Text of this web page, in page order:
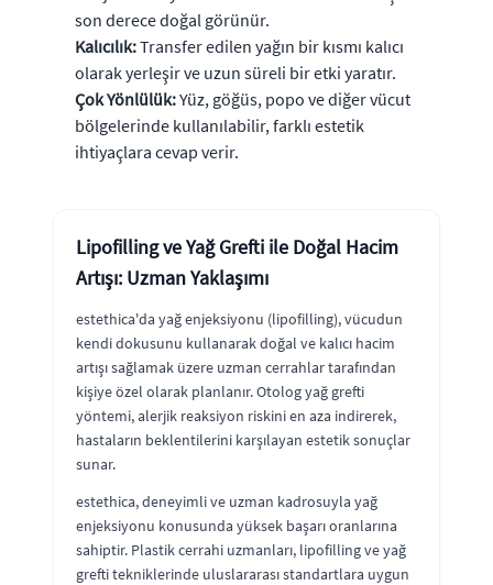
son derece doğal görünür.
Kalıcılık:Transfer edilen yağın bir kısmı kalıcı
olarak yerleşir ve uzun süreli bir etki yaratır.
Çok Yönlülük:Yüz, göğüs, popo ve diğer vücut
bölgelerinde kullanılabilir, farklı estetik
ihtiyaçlara cevap verir.
Lipofilling ve Yağ Grefti ile Doğal Hacim
Artışı: Uzman Yaklaşımı
estethica'da yağ enjeksiyonu (lipofilling), vücudun
kendi dokusunu kullanarak doğal ve kalıcı hacim
artışı sağlamak üzere uzman cerrahlar tarafından
kişiye özel olarak planlanır. Otolog yağ grefti
yöntemi, alerjik reaksiyon riskini en aza indirerek,
hastaların beklentilerini karşılayan estetik sonuçlar
sunar.
estethica, deneyimli ve uzman kadrosuyla yağ
enjeksiyonu konusunda yüksek başarı oranlarına
sahiptir. Plastik cerrahi uzmanları, lipofilling ve yağ
grefti tekniklerinde uluslararası standartlara uygun